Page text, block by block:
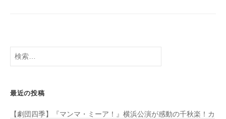
検
最近の投稿
【劇団四季】『マンマ・ミーア！』横浜公演が感動の千秋楽！カ